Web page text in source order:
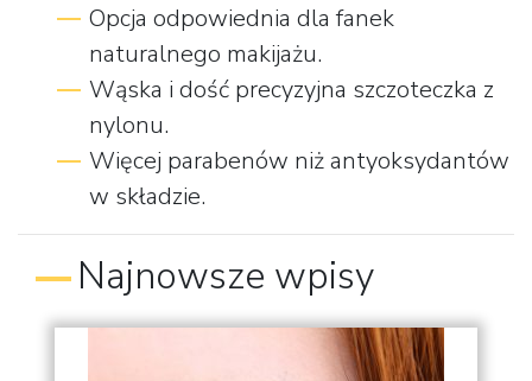
Opcja odpowiednia dla fanek
naturalnego makijażu.
Wąska i dość precyzyjna szczoteczka z
nylonu.
Więcej parabenów niż antyoksydantów
w składzie.
Najnowsze wpisy